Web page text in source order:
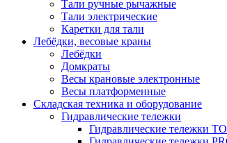
Тали ручные рычажные
Тали электрические
Каретки для тали
Лебёдки, весовые краны
Лебёдки
Домкраты
Весы крановые электронные
Весы платформенные
Складская техника и оборудование
Гидравлические тележки
Гидравлические тележки